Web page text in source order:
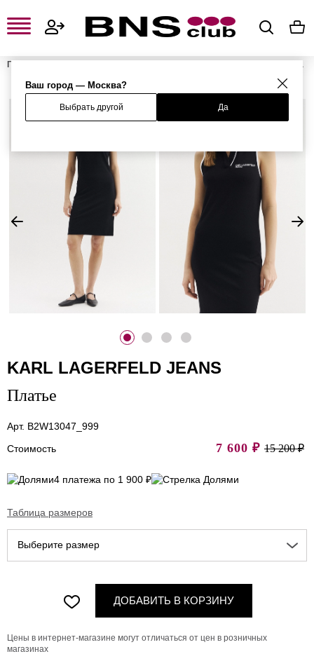
Ваш город — Москва?
Выбрать другой Да
Главная
Женская одежда
%
KARL LAGERFELD JEANS
Платье
Арт. B2W13047_999
Стоимость
7 600 ₽ 15 200 ₽
4 платежа по 1 900 ₽
Таблица размеров
Выберите размер
ДОБАВИТЬ В КОРЗИНУ
Цены в интернет-магазине могут отличаться от цен в розничных
магазинах